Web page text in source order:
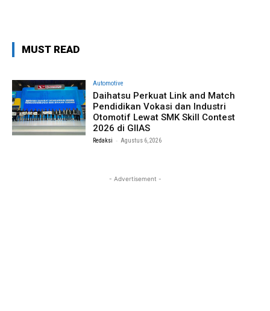
MUST READ
Automotive
Daihatsu Perkuat Link and Match
Pendidikan Vokasi dan Industri
Otomotif Lewat SMK Skill Contest
2026 di GIIAS
Redaksi - Agustus 6, 2026
- Advertisement -